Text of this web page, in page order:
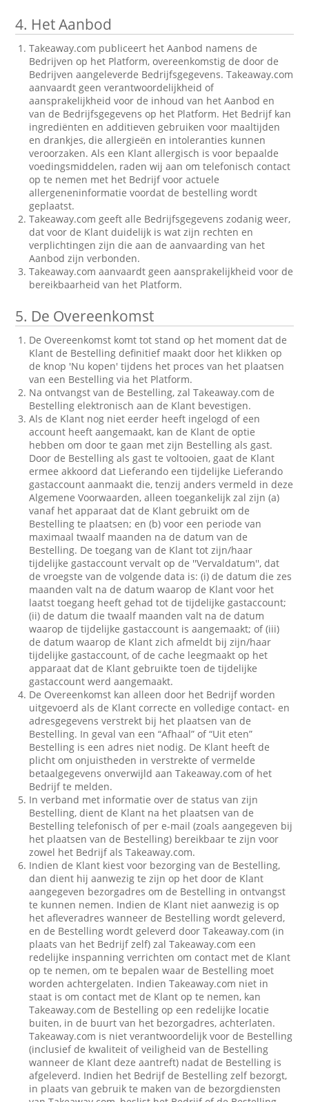
4. Het Aanbod
Takeaway.com publiceert het Aanbod namens de
Bedrijven op het Platform, overeenkomstig de door de
Bedrijven aangeleverde Bedrijfsgegevens. Takeaway.com
aanvaardt geen verantwoordelijkheid of
aansprakelijkheid voor de inhoud van het Aanbod en
van de Bedrijfsgegevens op het Platform. Het Bedrijf kan
ingrediënten en additieven gebruiken voor maaltijden
en drankjes, die allergieën en intoleranties kunnen
veroorzaken. Als een Klant allergisch is voor bepaalde
voedingsmiddelen, raden wij aan om telefonisch contact
op te nemen met het Bedrijf voor actuele
allergeneninformatie voordat de bestelling wordt
geplaatst.
Takeaway.com geeft alle Bedrijfsgegevens zodanig weer,
dat voor de Klant duidelijk is wat zijn rechten en
verplichtingen zijn die aan de aanvaarding van het
Aanbod zijn verbonden.
Takeaway.com aanvaardt geen aansprakelijkheid voor de
bereikbaarheid van het Platform.
5. De Overeenkomst
De Overeenkomst komt tot stand op het moment dat de
Klant de Bestelling definitief maakt door het klikken op
de knop 'Nu kopen' tijdens het proces van het plaatsen
van een Bestelling via het Platform.
Na ontvangst van de Bestelling, zal Takeaway.com de
Bestelling elektronisch aan de Klant bevestigen.
Als de Klant nog niet eerder heeft ingelogd of een
account heeft aangemaakt, kan de Klant de optie
hebben om door te gaan met zijn Bestelling als gast.
Door de Bestelling als gast te voltooien, gaat de Klant
ermee akkoord dat Lieferando een tijdelijke Lieferando
gastaccount aanmaakt die, tenzij anders vermeld in deze
Algemene Voorwaarden, alleen toegankelijk zal zijn (a)
vanaf het apparaat dat de Klant gebruikt om de
Bestelling te plaatsen; en (b) voor een periode van
maximaal twaalf maanden na de datum van de
Bestelling. De toegang van de Klant tot zijn/haar
tijdelijke gastaccount vervalt op de ''Vervaldatum'', dat
de vroegste van de volgende data is: (i) de datum die zes
maanden valt na de datum waarop de Klant voor het
laatst toegang heeft gehad tot de tijdelijke gastaccount;
(ii) de datum die twaalf maanden valt na de datum
waarop de tijdelijke gastaccount is aangemaakt; of (iii)
de datum waarop de Klant zich afmeldt bij zijn/haar
tijdelijke gastaccount, of de cache leegmaakt op het
apparaat dat de Klant gebruikte toen de tijdelijke
gastaccount werd aangemaakt.
De Overeenkomst kan alleen door het Bedrijf worden
uitgevoerd als de Klant correcte en volledige contact- en
adresgegevens verstrekt bij het plaatsen van de
Bestelling. In geval van een “Afhaal” of “Uit eten”
Bestelling is een adres niet nodig. De Klant heeft de
plicht om onjuistheden in verstrekte of vermelde
betaalgegevens onverwijld aan Takeaway.com of het
Bedrijf te melden.
In verband met informatie over de status van zijn
Bestelling, dient de Klant na het plaatsen van de
Bestelling telefonisch of per e-mail (zoals aangegeven bij
het plaatsen van de Bestelling) bereikbaar te zijn voor
zowel het Bedrijf als Takeaway.com.
Indien de Klant kiest voor bezorging van de Bestelling,
dan dient hij aanwezig te zijn op het door de Klant
aangegeven bezorgadres om de Bestelling in ontvangst
te kunnen nemen. Indien de Klant niet aanwezig is op
het afleveradres wanneer de Bestelling wordt geleverd,
en de Bestelling wordt geleverd door Takeaway.com (in
plaats van het Bedrijf zelf) zal Takeaway.com een
redelijke inspanning verrichten om contact met de Klant
op te nemen, om te bepalen waar de Bestelling moet
worden achtergelaten. Indien Takeaway.com niet in
staat is om contact met de Klant op te nemen, kan
Takeaway.com de Bestelling op een redelijke locatie
buiten, in de buurt van het bezorgadres, achterlaten.
Takeaway.com is niet verantwoordelijk voor de Bestelling
(inclusief de kwaliteit of veiligheid van de Bestelling
wanneer de Klant deze aantreft) nadat de Bestelling is
afgeleverd. Indien het Bedrijf de Bestelling zelf bezorgt,
in plaats van gebruik te maken van de bezorgdiensten